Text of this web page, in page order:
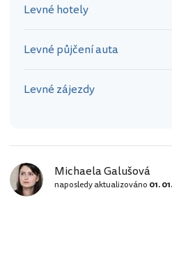
Levné hotely
Levné půjčení auta
Levné zájezdy
Michaela Galušová
naposledy aktualizováno 01.